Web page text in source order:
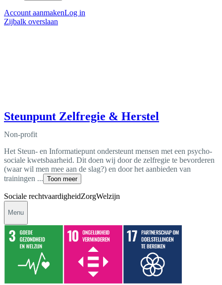
Account aanmakenLog in
Zijbalk overslaan
Steunpunt Zelfregie & Herstel
Non-profit
Het Steun- en Informatiepunt ondersteunt mensen met een psycho-
sociale kwetsbaarheid. Dit doen wij door de zelfregie te bevorderen
(waar wil men mee aan de slag?) en door het aanbieden van
trainingen ... Toon meer
Sociale rechtvaardigheidZorgWelzijn
Menu